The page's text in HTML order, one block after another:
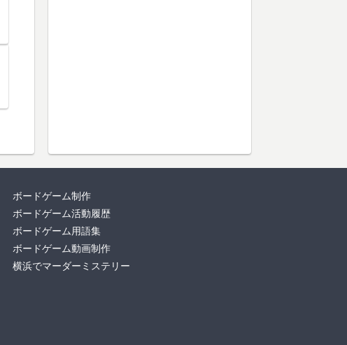
ボードゲーム制作
ボードゲーム活動履歴
ボードゲーム用語集
ボードゲーム動画制作
横浜でマーダーミステリー